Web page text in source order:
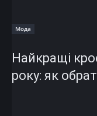
Мода
Найкращі
року: як